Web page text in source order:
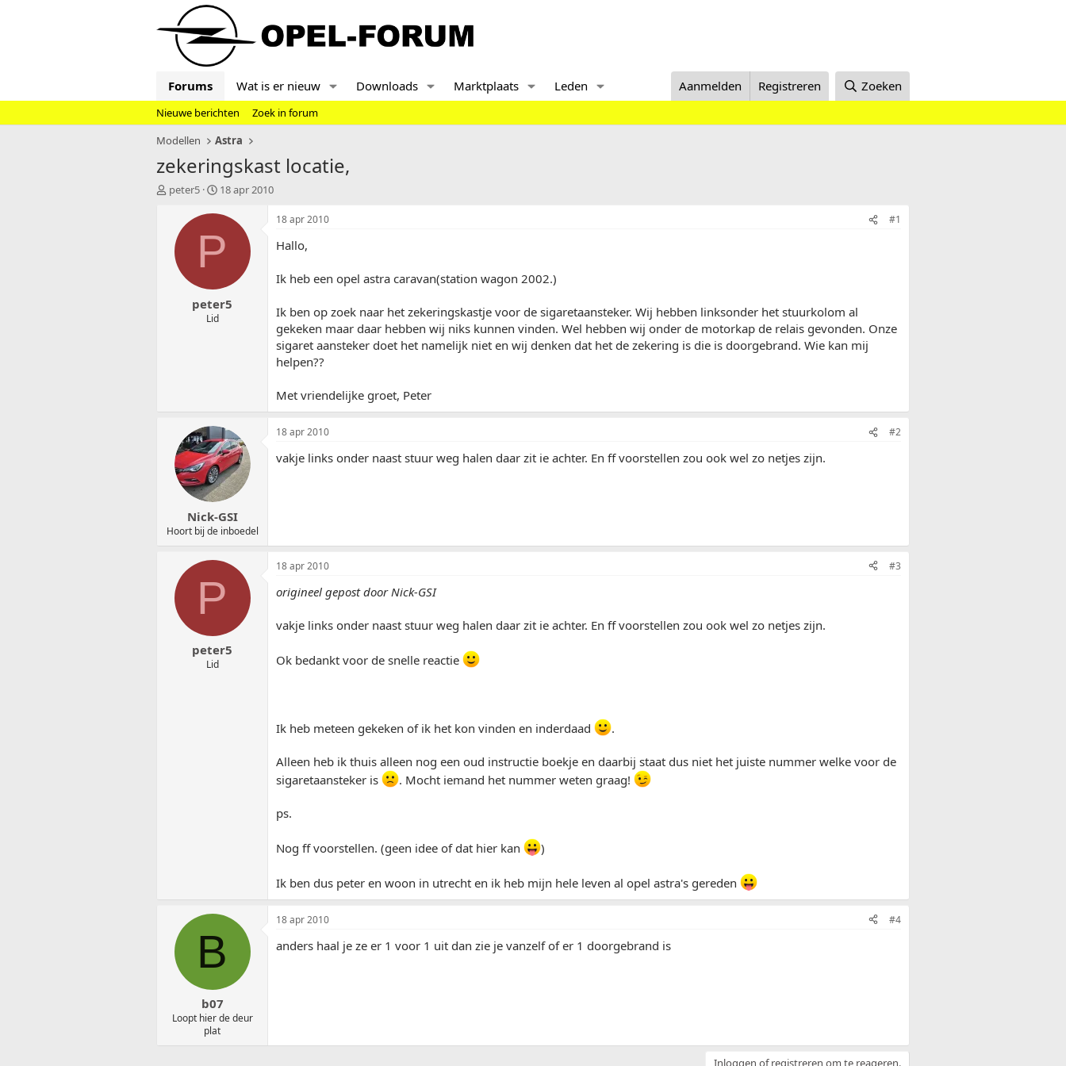
Forums Wat is er nieuw Downloads Marktplaats Leden Aanmelden Registreren Zoeken
Nieuwe berichten
Zoek in forum
Modellen
Astra
zekeringskast locatie,
T
peter5
S
a
t
t
u
18 apr 2010
P
peter5
Lid
18 apr 2010 #1
Hallo,
Ik heb een opel astra caravan(station wagon 2002.)
Ik ben op zoek naar het zekeringskastje voor de sigaretaansteker. Wij hebben linksonder het stuurkolom al
gekeken maar daar hebben wij niks kunnen vinden. Wel hebben wij onder de motorkap de relais gevonden. Onze
sigaret aansteker doet het namelijk niet en wij denken dat het de zekering is die is doorgebrand. Wie kan mij
helpen??
Met vriendelijke groet, Peter
Nick-GSI
Hoort bij de inboedel
18 apr 2010 #2
vakje links onder naast stuur weg halen daar zit ie achter. En ff voorstellen zou ook wel zo netjes zijn.
P
peter5
Lid
18 apr 2010 #3
origineel gepost door Nick-GSI
vakje links onder naast stuur weg halen daar zit ie achter. En ff voorstellen zou ook wel zo netjes zijn.
Ok bedankt voor de snelle reactie
Ik heb meteen gekeken of ik het kon vinden en inderdaad .
Alleen heb ik thuis alleen nog een oud instructie boekje en daarbij staat dus niet het juiste nummer welke voor de
sigaretaansteker is
. Mocht iemand het nummer weten graag!
ps.
Nog ff voorstellen. (geen idee of dat hier kan )
Ik ben dus peter en woon in utrecht en ik heb mijn hele leven al opel astra's gereden
B
b07
Loopt hier de deur
plat
18 apr 2010 #4
anders haal je ze er 1 voor 1 uit dan zie je vanzelf of er 1 doorgebrand is
Inloggen of registreren om te reageren.